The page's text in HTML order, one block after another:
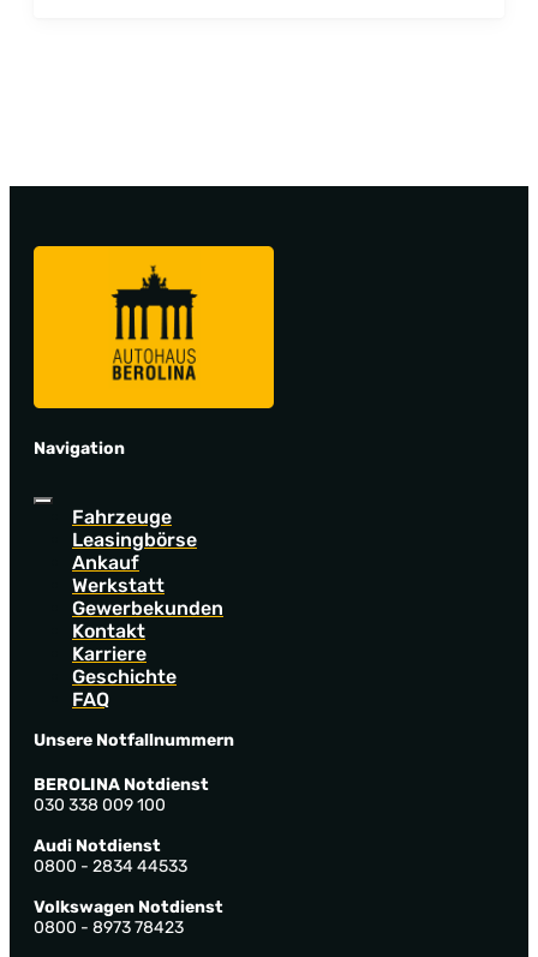
Navigation
Fahrzeuge
Leasingbörse
Ankauf
Werkstatt
Gewerbekunden
Kontakt
Karriere
Geschichte
FAQ
Unsere Notfallnummern
BEROLINA Notdienst
030 338 009 100
Audi Notdienst
0800 - 2834 44533
Volkswagen Notdienst
0800 - 8973 78423